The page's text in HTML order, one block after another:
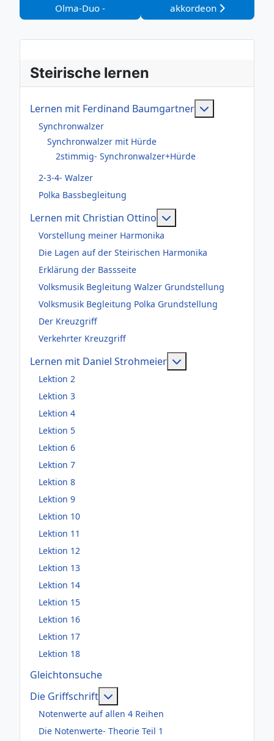
Olma-Duo -
akkordeon
Steirische lernen
Lernen mit Ferdinand Baumgartner
Synchronwalzer
Synchronwalzer mit Hürde
2stimmig- Synchronwalzer+Hürde
2-3-4- Walzer
Polka Bassbegleitung
Lernen mit Christian Ottino
Vorstellung meiner Harmonika
Die Lagen auf der Steirischen Harmonika
Erklärung der Bassseite
Volksmusik Begleitung Walzer Grundstellung
Volksmusik Begleitung Polka Grundstellung
Der Kreuzgriff
Verkehrter Kreuzgriff
Lernen mit Daniel Strohmeier
Lektion 2
Lektion 3
Lektion 4
Lektion 5
Lektion 6
Lektion 7
Lektion 8
Lektion 9
Lektion 10
Lektion 11
Lektion 12
Lektion 13
Lektion 14
Lektion 15
Lektion 16
Lektion 17
Lektion 18
Gleichtonsuche
Die Griffschrift
Notenwerte auf allen 4 Reihen
Die Notenwerte- Theorie Teil 1